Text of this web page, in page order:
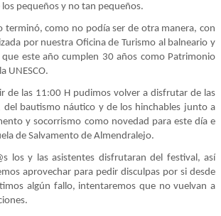
pequeños y no tan pequeños.
terminó, como no podía ser de otra manera, con
por nuestra Oficina de Turismo al balneario y
este año cumplen 30 años como Patrimonio
UNESCO.
de las 11:00 H pudimos volver a disfrutar de las
del bautismo náutico y de los hinchables junto a
y socorrismo como novedad para este día e
de Salvamento de Almendralejo.
los y las asistentes disfrutaran del festival, así
aprovechar para pedir disculpas por si desde
algún fallo, intentaremos que no vuelvan a